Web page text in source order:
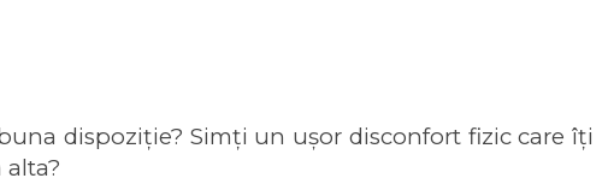
dispoziție? Simți un ușor disconfort fizic care îți
alta?